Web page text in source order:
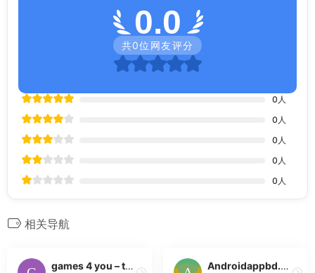
0.0
共0位网友评分
0 人
0 人
0 人
0 人
0 人
相关导航
games 4 you – the paradise for gamers Androidappbd.com | Download Mod Apps & Games For Android